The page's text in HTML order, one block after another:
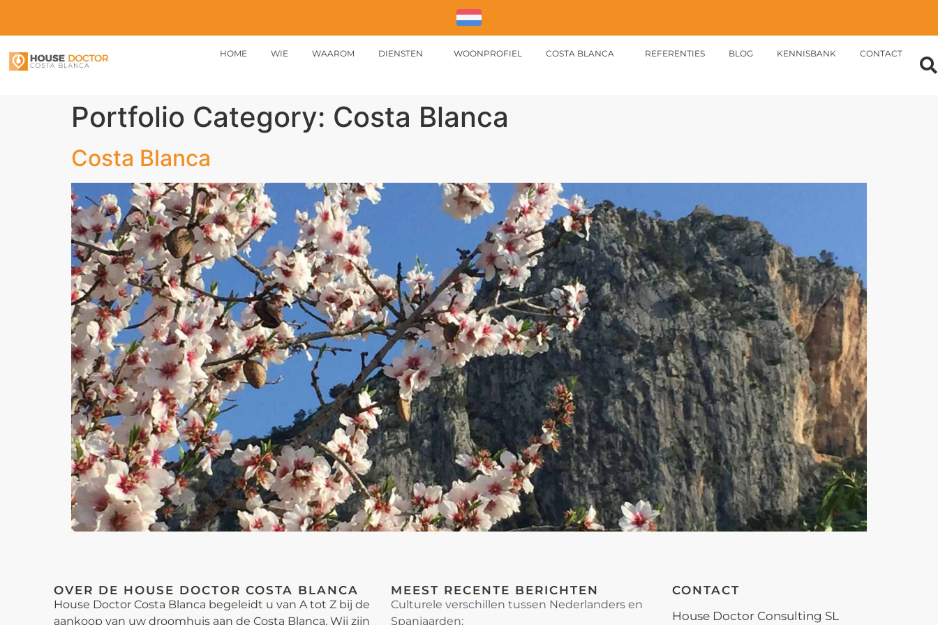
HOME WIE WAAROM DIENSTEN WOONPROFIEL COSTA BLANCA REFERENTIES BLOG KENNISBANK CONTACT
Portfolio Category: Costa Blanca
Costa Blanca
OVER DE HOUSE DOCTOR COSTA BLANCA
House Doctor Costa Blanca begeleidt u van A tot Z bij de
aankoop van uw droomhuis aan de Costa Blanca. Wij zijn
MEEST RECENTE BERICHTEN
Culturele verschillen tussen Nederlanders en
Spanjaarden:
CONTACT
House Doctor Consulting SL